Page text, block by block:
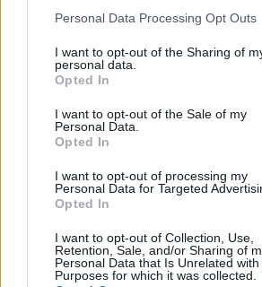
Personal Data Processing Opt Outs
I want to opt-out of the Sharing of
personal data.
Opted In
I want to opt-out of the Sale of my
Personal Data.
Opted In
I want to opt-out of processing my
Personal Data for Targeted
Opted In
I want to opt-out of Collection, Use,
Retention, Sale, and/or Sharing of
Personal Data that Is Unrelated
Purposes for which it was collected.
kokybei kalbama tikrai daug,
pastebėjo, kad žmonės retai
cukraus vartojimą su gėrimais
nesuvokia, kiek cukraus gauna
O geriant limonadą galima
cukraus negu suvalgius